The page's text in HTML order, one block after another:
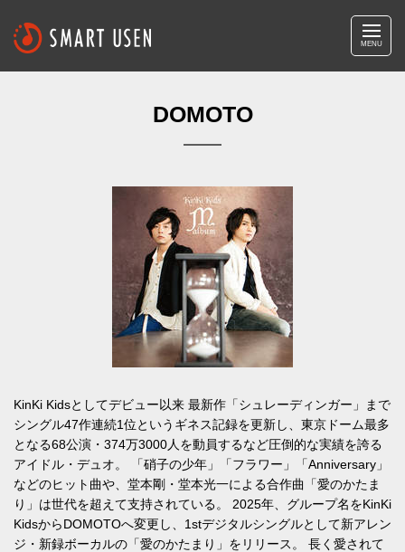
MENU
DOMOTO
KinKi Kidsとしてデビュー以来 最新作「シュレーディンガー」まで
シングル47作連続1位というギネス記録を更新し、東京ドーム最多
となる68公演・374万3000人を動員するなど圧倒的な実績を誇る
アイドル・デュオ。 「硝子の少年」「フラワー」「Anniversary」
などのヒット曲や、堂本剛・堂本光一による合作曲「愛のかたま
り」は世代を超えて支持されている。 2025年、グループ名をKinKi
KidsからDOMOTOへ変更し、1stデジタルシングルとして新アレン
ジ・新録ボーカルの「愛のかたまり」をリリース。 長く愛されて